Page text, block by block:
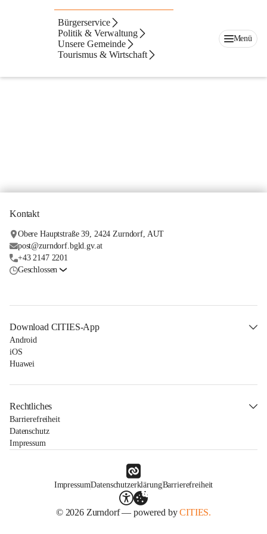
Bürgerservice
Politik & Verwaltung
Unsere Gemeinde
Tourismus & Wirtschaft
Menü
Kontakt
Obere Hauptstraße 39, 2424 Zurndorf, AUT
post@zurndorf.bgld.gv.at
+43 2147 2201
Geschlossen
Download CITIES-App
Android
iOS
Huawei
Rechtliches
Barrierefreiheit
Datenschutz
Impressum
ImpressumDatenschutzerklärungBarrierefreiheit
© 2026 Zurndorf — powered byCITIES.